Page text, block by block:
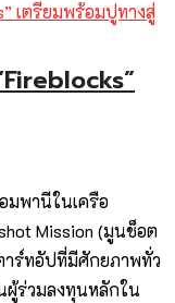
มพานีในเครือ
Mission (มูนช็อต
าร์ทอัปที่มีศักยภาพทั่ว
ผู้ร่วมลงทุนหลักใน